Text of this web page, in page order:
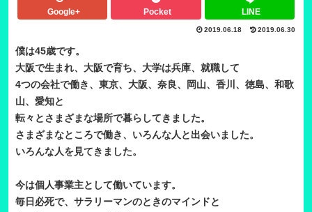
Google+ Pocket LINE
2019.06.18 2019.06.30
僕は45歳です。
大阪で生まれ、大阪で育ち、大学は兵庫、就職して
4つの会社で働き、東京、大阪、奈良、岡山、香川、徳島、和歌
山、愛知と
転々とさまざまな場所で暮らしてきました。
さまざまなところで働き、いろんな人と出会いました。
いろんな人を見てきました。
今は個人事業主として働いています。
毎日必死で、サラリーマンのときのマインドと